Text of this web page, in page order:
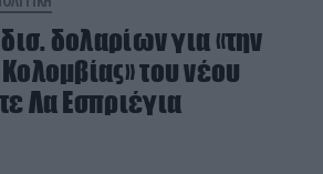
δολαρίων για «την
του νέου
Λα Εσπριέγια